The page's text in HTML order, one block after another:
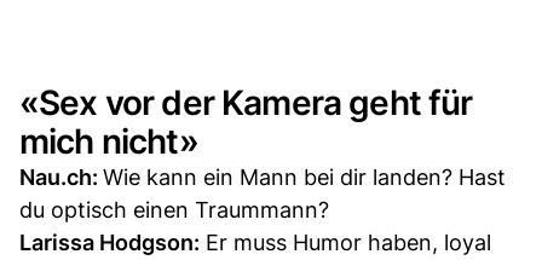
«Sex vor der Kamera geht für
mich nicht»
Nau.ch: Wie kann ein Mann bei dir landen? Hast
du optisch einen Traummann?
Larissa Hodgson: Er muss Humor haben, loyal